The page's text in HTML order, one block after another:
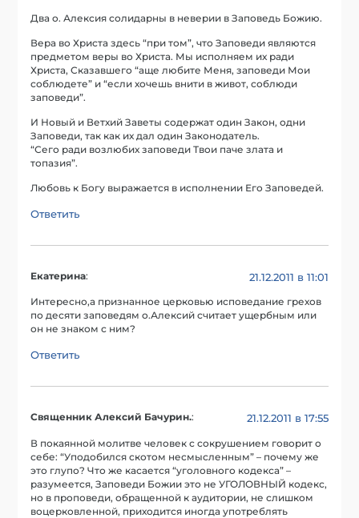
Два о. Алексия солидарны в неверии в Заповедь Божию.
Вера во Христа здесь “при том”, что Заповеди являются
предметом веры во Христа. Мы исполняем их ради
Христа, Сказавшего “аще любите Меня, заповеди Мои
соблюдете” и “если хочешь внити в живот, соблюди
заповеди”.
И Новый и Ветхий Заветы содержат один Закон, одни
Заповеди, так как их дал один Законодатель.
“Сего ради возлюбих заповеди Твои паче злата и
топазия”.
Любовь к Богу выражается в исполнении Его Заповедей.
Ответить
Екатерина: 21.12.2011 в 11:01
Интересно,а признанное церковью исповедание грехов
по десяти заповедям о.Алексий считает ущербным или
он не знаком с ним?
Ответить
Священник Алексий Бачурин.: 21.12.2011 в 17:55
В покаянной молитве человек с сокрушением говорит о
себе: “Уподобился скотом несмысленным” – почему же
это глупо? Что же касается “уголовного кодекса” –
разумеется, Заповеди Божии это не УГОЛОВНЫЙ кодекс,
но в проповеди, обращенной к аудитории, не слишком
воцерковленной, приходится иногда употреблять